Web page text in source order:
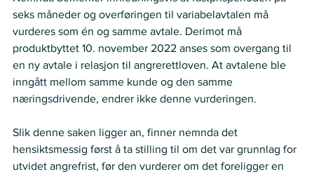
seks måneder og overføringen til variabelavtalen må
vurderes som én og samme avtale. Derimot må
produktbyttet 10. november 2022 anses som overgang til
en ny avtale i relasjon til angrerettloven. At avtalene ble
inngått mellom samme kunde og den samme
næringsdrivende, endrer ikke denne vurderingen.
Slik denne saken ligger an, finner nemnda det
hensiktsmessig først å ta stilling til om det var grunnlag for
utvidet angrefrist, før den vurderer om det foreligger en